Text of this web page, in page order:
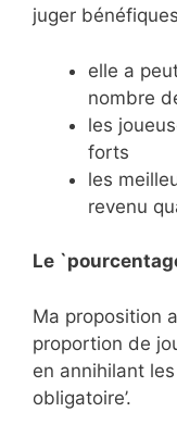
juger
elle a
nombre
les
forts
les
revenu
Le
Ma proposition
proportion de
en annihilant
obligatoire’.